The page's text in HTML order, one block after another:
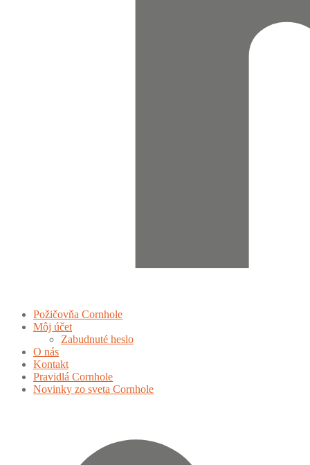
Požičovňa Cornhole
Môj účet
Zabudnuté heslo
O nás
Kontakt
Pravidlá Cornhole
Novinky zo sveta Cornhole